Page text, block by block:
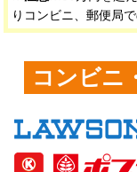
りコンビニ、郵便局
コンビニ